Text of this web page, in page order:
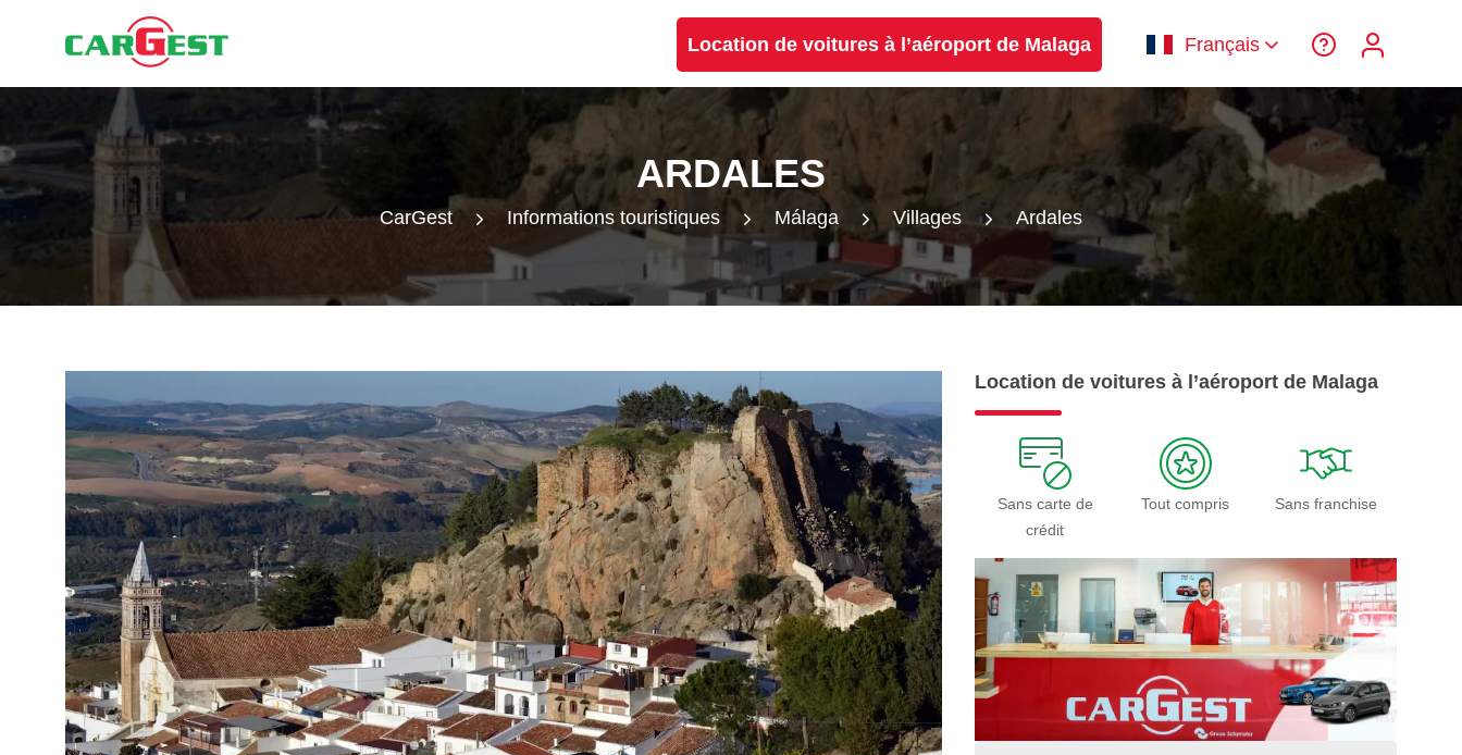
Location de voitures à l’aéroport de Malaga Français
ARDALES
CarGest Informations touristiques Málaga Villages Ardales
Location de voitures à l’aéroport de Malaga
Sans carte de
crédit
Tout compris Sans franchise